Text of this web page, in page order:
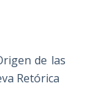
de las
Retórica